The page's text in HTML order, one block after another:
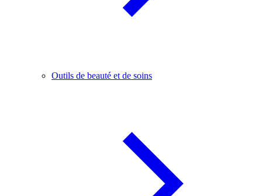
Outils de beauté et de soins